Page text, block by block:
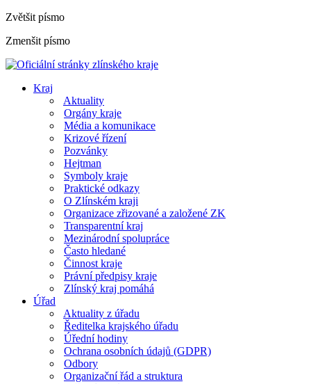
Zvětšit písmo
Zmenšit písmo
Kraj
Aktuality
Orgány kraje
Média a komunikace
Krizové řízení
Pozvánky
Hejtman
Symboly kraje
Praktické odkazy
O Zlínském kraji
Organizace zřizované a založené ZK
Transparentní kraj
Mezinárodní spolupráce
Často hledané
Činnost kraje
Právní předpisy kraje
Zlínský kraj pomáhá
Úřad
Aktuality z úřadu
Ředitelka krajského úřadu
Úřední hodiny
Ochrana osobních údajů (GDPR)
Odbory
Organizační řád a struktura